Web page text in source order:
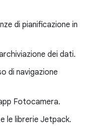
di pianificazione in
dei dati.
di navigazione
Fotocamera.
le librerie Jetpack.